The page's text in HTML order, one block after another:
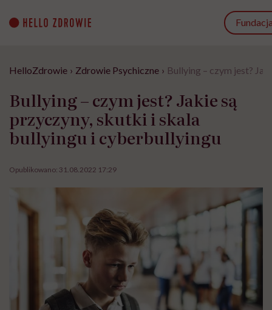
content
HelloZdrowie › Zdrowie Psychiczne › Bullying – czym jest?
Bullying – czym jest? Jakie są
przyczyny, skutki i skala
bullyingu i cyberbullyingu
Opublikowano: 31.08.2022 17:29